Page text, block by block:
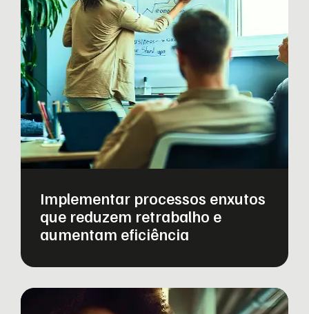
Implementar processos enxutos
que reduzem retrabalho e
aumentam eficiência